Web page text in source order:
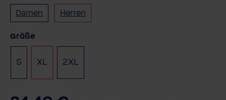
Damen Herren
Größe
S XL 2XL